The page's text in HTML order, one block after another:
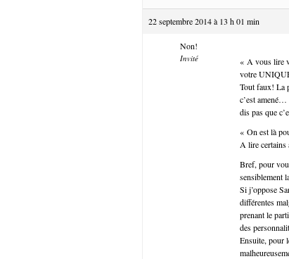
22 septembre 2014 à 13 h 01 min
Non!
Invité
« A vous lire
votre
Tout faux! La
c’est amené…
dis pas que
« On est là
A lire
Bref, pour
sensiblement
Si j’oppose
différentes
prenant le
des
Ensuite, pour